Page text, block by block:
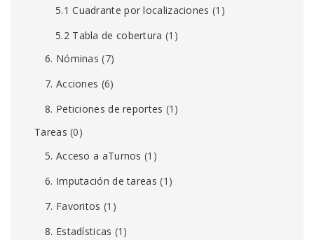
5.1 Cuadrante por localizaciones (1)
5.2 Tabla de cobertura (1)
6. Nóminas (7)
7. Acciones (6)
8. Peticiones de reportes (1)
Tareas (0)
5. Acceso a aTurnos (1)
6. Imputación de tareas (1)
7. Favoritos (1)
8. Estadísticas (1)